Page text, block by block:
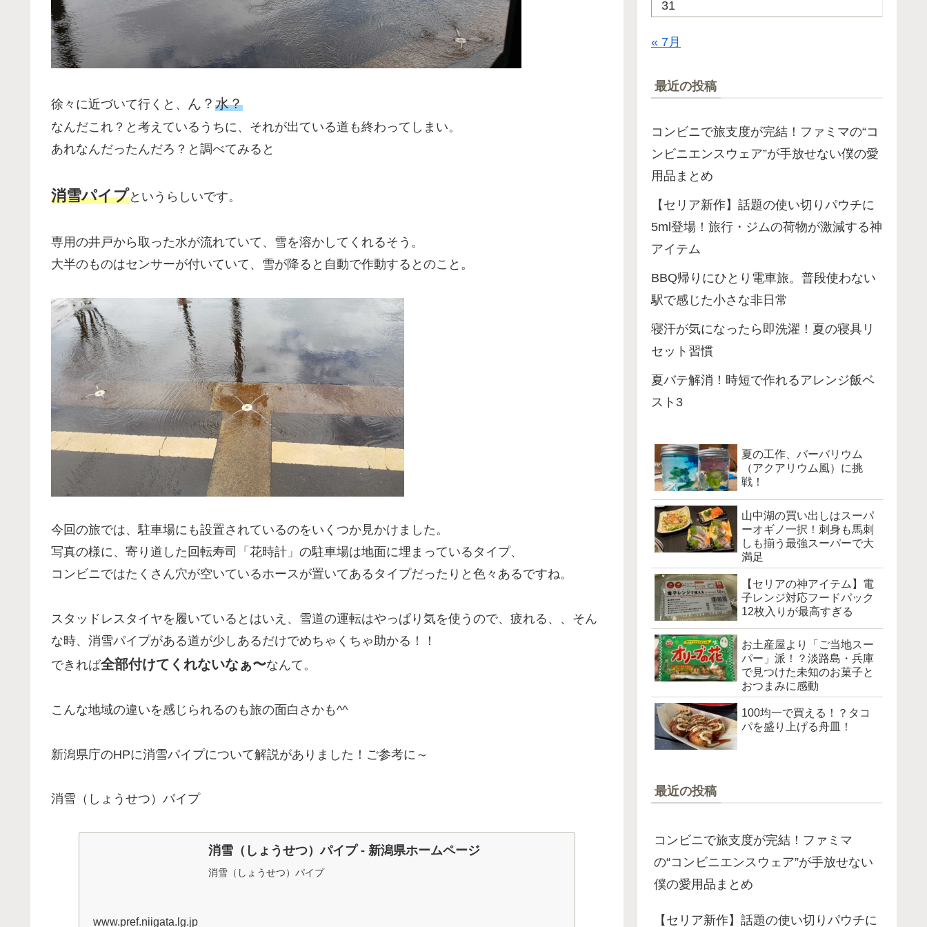
徐々に近づいて行くと、 ん？ 水？
なんだこれ？と考えているうちに、それが出ている道も終わってしまい。
あれなんだったんだろ？と調べてみると
消雪パイプというらしいです。
専用の井戸から取った水が流れていて、雪を溶かしてくれるそう。
大半のものはセンサーが付いていて、雪が降ると自動で作動するとのこと。
今回の旅では、駐車場にも設置されているのをいくつか見かけました。
写真の様に、寄り道した回転寿司「花時計」の駐車場は地面に埋まっているタイプ、
コンビニではたくさん穴が空いているホースが置いてあるタイプだったりと色々あるですね。
スタッドレスタイヤを履いているとはいえ、雪道の運転はやっぱり気を使うので、疲れる、、そん
な時、消雪パイプがある道が少しあるだけでめちゃくちゃ助かる！！
できれば全部付けてくれないなぁ〜なんて。
こんな地域の違いを感じられるのも旅の面白さかも^^
新潟県庁のHPに消雪パイプについて解説がありました！ご参考に～
消雪（しょうせつ）パイプ
消雪（しょうせつ）パイプ - 新潟県ホームページ
消雪（しょうせつ）パイプ
www.pref.niigata.lg.jp
31
« 7月
最近の投稿
コンビニで旅支度が完結！ファミマの“コ
ンビニエンスウェア”が手放せない僕の愛
用品まとめ
【セリア新作】話題の使い切りパウチに
5ml登場！旅行・ジムの荷物が激減する神
アイテム
BBQ帰りにひとり電車旅。普段使わない
駅で感じた小さな非日常
寝汗が気になったら即洗濯！夏の寝具リ
セット習慣
夏バテ解消！時短で作れるアレンジ飯ベ
スト3
夏の工作、バーバリウム
（アクアリウム風）に挑
戦！
山中湖の買い出しはスーパ
ーオギノ一択！刺身も馬刺
しも揃う最強スーパーで大
満足
【セリアの神アイテム】電
子レンジ対応フードパック
12枚入りが最高すぎる
お土産屋より「ご当地スー
パー」派！？淡路島・兵庫
で見つけた未知のお菓子と
おつまみに感動
100均一で買える！？タコ
パを盛り上げる舟皿！
最近の投稿
コンビニで旅支度が完結！ファミマ
の“コンビニエンスウェア”が手放せない
僕の愛用品まとめ
【セリア新作】話題の使い切りパウチに